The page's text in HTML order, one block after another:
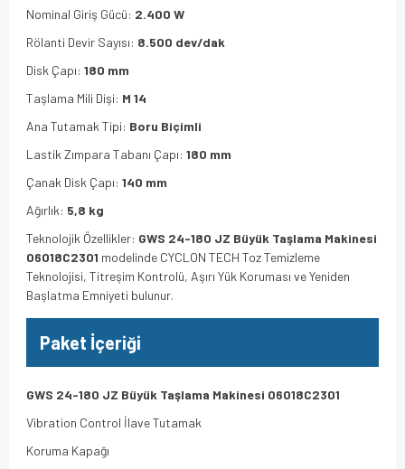
Nominal Giriş Gücü: 2.400 W
Rölanti Devir Sayısı: 8.500 dev/dak
Disk Çapı: 180 mm
Taşlama Mili Dişi: M 14
Ana Tutamak Tipi: Boru Biçimli
Lastik Zımpara Tabanı Çapı: 180 mm
Çanak Disk Çapı: 140 mm
Ağırlık: 5,8 kg
Teknolojik Özellikler: GWS 24-180 JZ Büyük Taşlama Makinesi
06018C2301 modelinde CYCLON TECH Toz Temizleme
Teknolojisi, Titreşim Kontrolü, Aşırı Yük Koruması ve Yeniden
Başlatma Emniyeti bulunur.
Paket İçeriği
GWS 24-180 JZ Büyük Taşlama Makinesi 06018C2301
Vibration Control İlave Tutamak
Koruma Kapağı